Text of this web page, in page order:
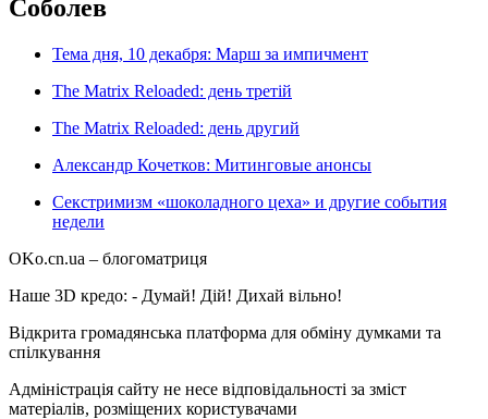
Соболев
Тема дня, 10 декабря: Марш за импичмент
The Matrix Reloaded: день третій
The Matrix Reloaded: день другий
Александр Кочетков: Митинговые анонсы
Секстримизм «шоколадного цеха» и другие события
недели
OKo.cn.ua – блогоматриця
Наше 3D кредо: - Думай! Дій! Дихай вільно!
Відкрита громадянська платформа для обміну думками та
спілкування
Адміністрація сайту не несе відповідальності за зміст
матеріалів, розміщених користувачами